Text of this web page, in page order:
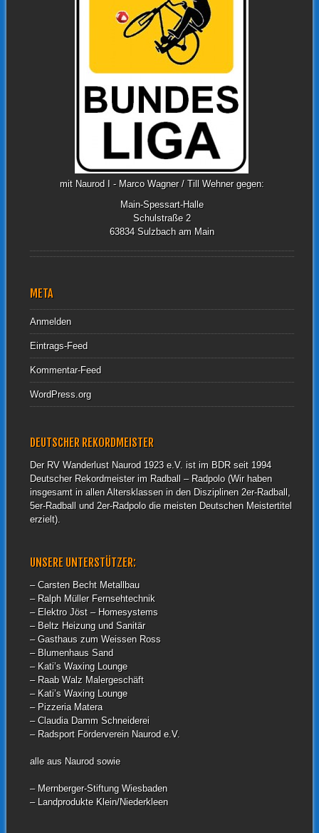
mit Naurod I - Marco Wagner / Till Wehner gegen:
Main-Spessart-Halle
Schulstraße 2
63834 Sulzbach am Main
META
Anmelden
Eintrags-Feed
Kommentar-Feed
WordPress.org
DEUTSCHER REKORDMEISTER
Der RV Wanderlust Naurod 1923 e.V. ist im BDR seit 1994
Deutscher Rekordmeister im Radball – Radpolo (Wir haben
insgesamt in allen Altersklassen in den Disziplinen 2er-Radball,
5er-Radball und 2er-Radpolo die meisten Deutschen Meistertitel
erzielt).
UNSERE UNTERSTÜTZER:
– Carsten Becht Metallbau
– Ralph Müller Fernsehtechnik
– Elektro Jöst – Homesystems
– Beltz Heizung und Sanitär
– Gasthaus zum Weissen Ross
– Blumenhaus Sand
– Kati’s Waxing Lounge
– Raab Walz Malergeschäft
– Kati’s Waxing Lounge
– Pizzeria Matera
– Claudia Damm Schneiderei
– Radsport Förderverein Naurod e.V.
alle aus Naurod sowie
– Mernberger-Stiftung Wiesbaden
– Landprodukte Klein/Niederkleen